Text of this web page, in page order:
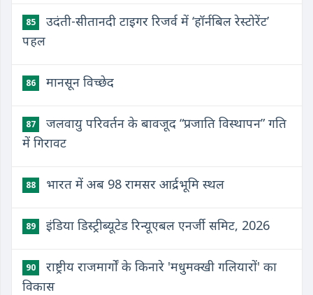
85
उदंती-सीतानदी टाइगर रिजर्व में ‘हॉर्नबिल रेस्टोरेंट’
पहल
86 मानसून विच्छेद
87
जलवायु परिवर्तन के बावजूद “प्रजाति विस्थापन” गति
में गिरावट
88 भारत में अब 98 रामसर आर्द्रभूमि स्थल
89 इंडिया डिस्ट्रीब्यूटेड रिन्यूएबल एनर्जी समिट, 2026
90
राष्ट्रीय राजमार्गों के किनारे 'मधुमक्खी गलियारों' का
विकास